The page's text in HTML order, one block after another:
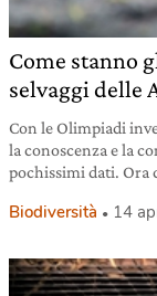
Come stanno
selvaggi delle
Con le Olimpiadi
la conoscenza e la
pochissimi dati. Ora
Biodiversità 14